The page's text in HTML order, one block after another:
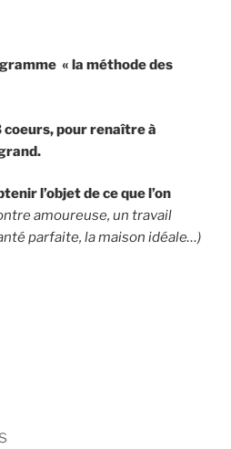
« la méthode des
coeurs, pour renaître à
l’objet de ce que l’on
amoureuse, un travail
parfaite, la maison idéale…)